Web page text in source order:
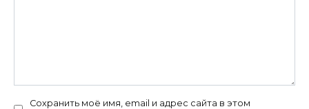
Сохранить моё имя, email и адрес сайта в этом